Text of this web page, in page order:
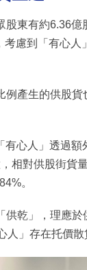
股東有約6.36億
考慮到「有心人
例產生的供股貨
有心人」透過額
相對供股街貨
。
供乾」，理應於
人」存在托價散